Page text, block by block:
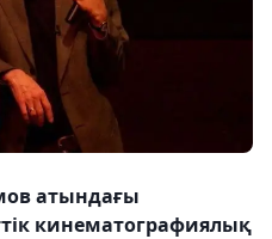
атындағы
кинематографиялық